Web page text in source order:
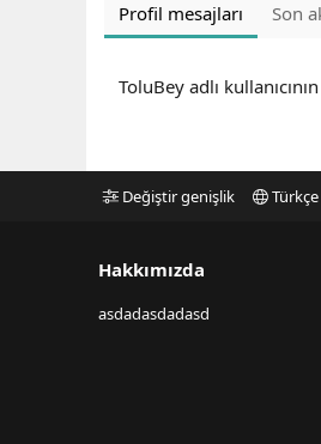
Profil mesajları Son
ToluBey adlı
Değiştir genişlik Türkçe
Hakkımızda
asdadasdadasd